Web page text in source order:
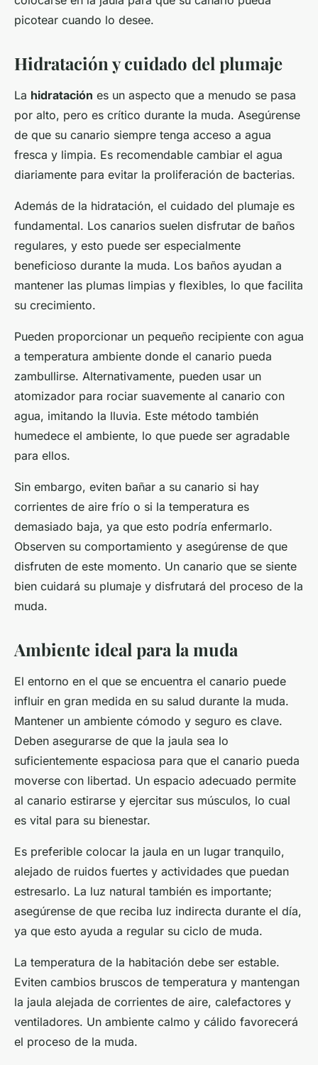
picotear cuando lo desee.
Hidratación y cuidado del plumaje
La hidratación es un aspecto que a menudo se pasa
por alto, pero es crítico durante la muda. Asegúrense
de que su canario siempre tenga acceso a agua
fresca y limpia. Es recomendable cambiar el agua
diariamente para evitar la proliferación de bacterias.
Además de la hidratación, el cuidado del plumaje es
fundamental. Los canarios suelen disfrutar de baños
regulares, y esto puede ser especialmente
beneficioso durante la muda. Los baños ayudan a
mantener las plumas limpias y flexibles, lo que facilita
su crecimiento.
Pueden proporcionar un pequeño recipiente con agua
a temperatura ambiente donde el canario pueda
zambullirse. Alternativamente, pueden usar un
atomizador para rociar suavemente al canario con
agua, imitando la lluvia. Este método también
humedece el ambiente, lo que puede ser agradable
para ellos.
Sin embargo, eviten bañar a su canario si hay
corrientes de aire frío o si la temperatura es
demasiado baja, ya que esto podría enfermarlo.
Observen su comportamiento y asegúrense de que
disfruten de este momento. Un canario que se siente
bien cuidará su plumaje y disfrutará del proceso de la
muda.
Ambiente ideal para la muda
El entorno en el que se encuentra el canario puede
influir en gran medida en su salud durante la muda.
Mantener un ambiente cómodo y seguro es clave.
Deben asegurarse de que la jaula sea lo
suficientemente espaciosa para que el canario pueda
moverse con libertad. Un espacio adecuado permite
al canario estirarse y ejercitar sus músculos, lo cual
es vital para su bienestar.
Es preferible colocar la jaula en un lugar tranquilo,
alejado de ruidos fuertes y actividades que puedan
estresarlo. La luz natural también es importante;
asegúrense de que reciba luz indirecta durante el día,
ya que esto ayuda a regular su ciclo de muda.
La temperatura de la habitación debe ser estable.
Eviten cambios bruscos de temperatura y mantengan
la jaula alejada de corrientes de aire, calefactores y
ventiladores. Un ambiente calmo y cálido favorecerá
el proceso de la muda.